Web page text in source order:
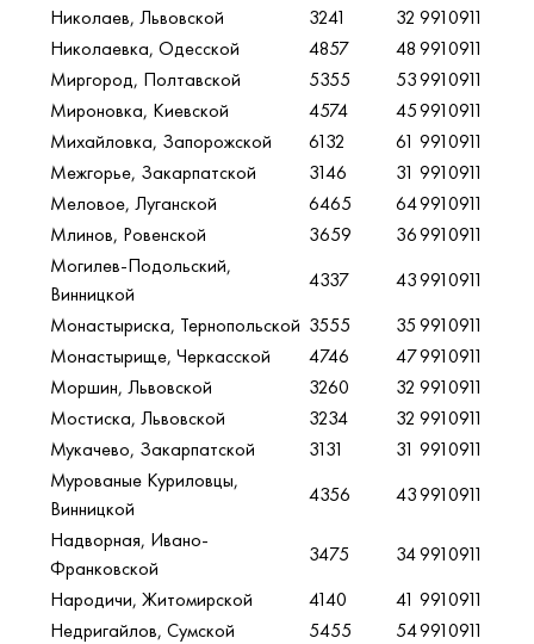
Николаев, Львовской
3241 32 9910911
Николаевка, Одесской
4857 489910911
Миргород, Полтавской
5355 539910911
Мироновка, Киевской
4574 459910911
Михайловка, Запорожской
6132 61 9910911
Межгорье, Закарпатской
3146 31 9910911
Меловое, Луганской
6465 649910911
Млинов, Ровенской
3659 369910911
Могилев-Подольский,
Винницкой
4337 439910911
Монастыриска, Тернопольской 3555 359910911
Монастырище, Черкасской
4746 479910911
Моршин, Львовской
3260 32 9910911
Мостиска, Львовской
3234 32 9910911
Мукачево, Закарпатской
3131 31 9910911
Мурованые Куриловцы,
Винницкой
4356 439910911
Надворная, Ивано-
Франковской
3475 349910911
Народичи, Житомирской
4140 41 9910911
Недригайлов, Сумской
5455 549910911